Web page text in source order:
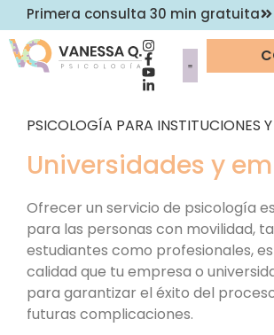
Primera consulta 30 min gratuita
PSICOLOGÍA PARA INSTITUCIONES
Universidades y
Ofrecer un servicio de psicología
para las personas con movilidad,
estudiantes como profesionales,
calidad que tu empresa o
para garantizar el éxito del
futuras complicaciones.